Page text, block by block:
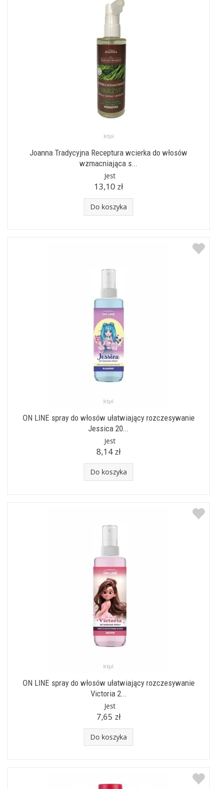
Joanna Tradycyjna Receptura wcierka do włosów
wzmacniająca s...
Jest
13,10 zł
Do koszyka
ON LINE spray do włosów ułatwiający rozczesywanie
Jessica 20...
Jest
8,14 zł
Do koszyka
ON LINE spray do włosów ułatwiający rozczesywanie
Victoria 2...
Jest
7,65 zł
Do koszyka